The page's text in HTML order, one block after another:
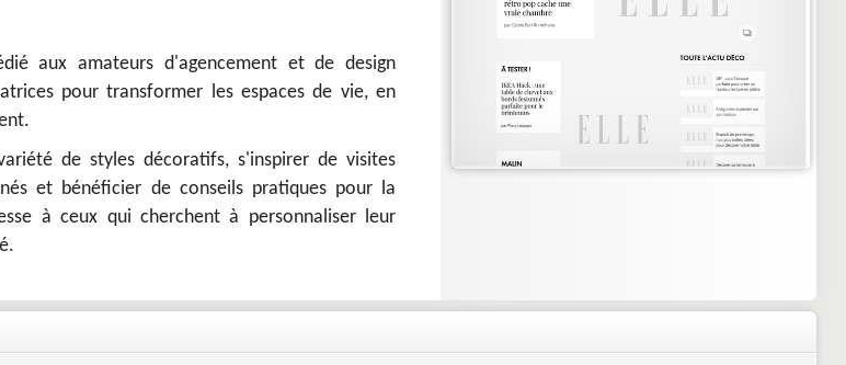
aux amateurs d'agencement et de design
pour transformer les espaces de vie, en
de styles décoratifs, s'inspirer de visites
et bénéficier de conseils pratiques pour la
à ceux qui cherchent à personnaliser leur